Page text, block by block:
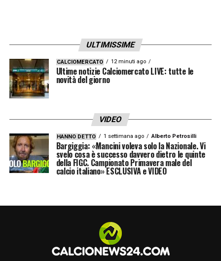
ULTIMISSIME
CALCIOMERCATO 12 minuti ago
Ultime notizie Calciomercato LIVE: tutte le
novità del giorno
VIDEO
HANNO DETTO 1 settimana ago Alberto Petrosilli
Bargiggia: «Mancini voleva solo la Nazionale. Vi
svelo cosa è successo davvero dietro le quinte
della FIGC. Campionato Primavera male del
calcio italiano» ESCLUSIVA e VIDEO